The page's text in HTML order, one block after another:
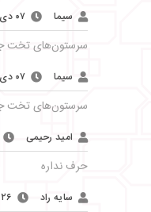
سیما ۰۷ دی ۱۴۰۴
سرستون‌های تخت
سیما ۰۷ دی ۱۴۰۴
سرستون‌های تخت
امید رحیمی
حرف نداره
سایه راد ۲۶ شهریور ۱۴۰۴